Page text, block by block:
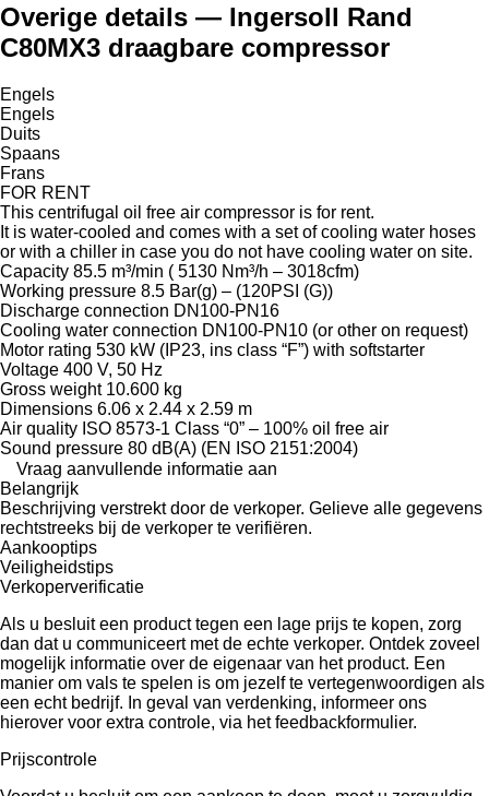
Overige details — Ingersoll Rand
C80MX3 draagbare compressor
Engels
Engels
Duits
Spaans
Frans
FOR RENT
This centrifugal oil free air compressor is for rent.
It is water-cooled and comes with a set of cooling water hoses
or with a chiller in case you do not have cooling water on site.
Capacity 85.5 m³/min ( 5130 Nm³/h – 3018cfm)
Working pressure 8.5 Bar(g) – (120PSI (G))
Discharge connection DN100-PN16
Cooling water connection DN100-PN10 (or other on request)
Motor rating 530 kW (IP23, ins class “F”) with softstarter
Voltage 400 V, 50 Hz
Gross weight 10.600 kg
Dimensions 6.06 x 2.44 x 2.59 m
Air quality ISO 8573-1 Class “0” – 100% oil free air
Sound pressure 80 dB(A) (EN ISO 2151:2004)
Vraag aanvullende informatie aan
Belangrijk
Beschrijving verstrekt door de verkoper. Gelieve alle gegevens
rechtstreeks bij de verkoper te verifiëren.
Aankooptips
Veiligheidstips
Verkoperverificatie
Als u besluit een product tegen een lage prijs te kopen, zorg
dan dat u communiceert met de echte verkoper. Ontdek zoveel
mogelijk informatie over de eigenaar van het product. Een
manier om vals te spelen is om jezelf te vertegenwoordigen als
een echt bedrijf. In geval van verdenking, informeer ons
hierover voor extra controle, via het feedbackformulier.
Prijscontrole